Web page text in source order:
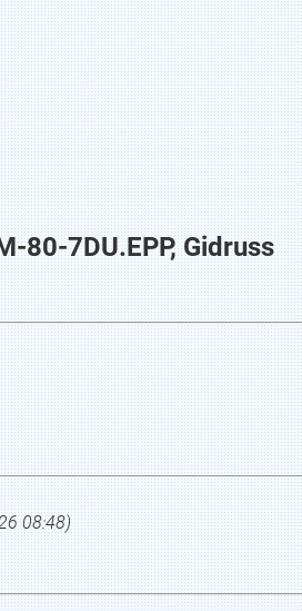
80-7DU.EPP, Gidruss
08:48)